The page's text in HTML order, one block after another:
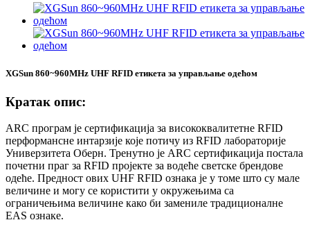
XGSun 860~960MHz UHF RFID етикета за управљање одећом
Кратак опис:
ARC програм је сертификација за висококвалитетне RFID
перформансне интарзије које потичу из RFID лабораторије
Универзитета Оберн. Тренутно је ARC сертификација постала
почетни праг за RFID пројекте за водеће светске брендове
одеће. Предност ових UHF RFID ознака је у томе што су мале
величине и могу се користити у окружењима са
ограничењима величине како би замениле традиционалне
EAS ознаке.